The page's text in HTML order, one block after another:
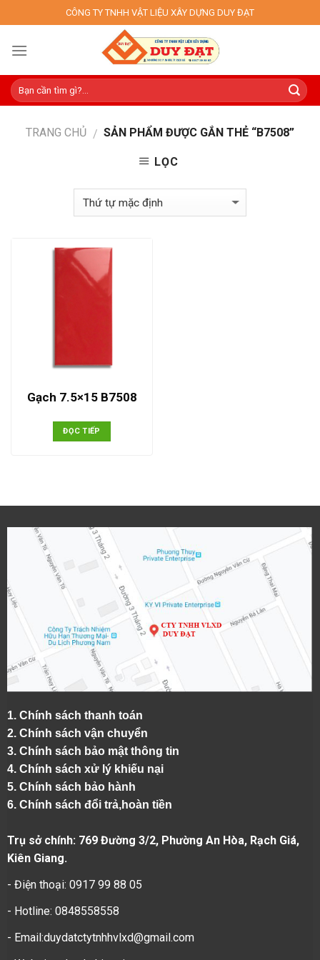
to
content
CÔNG TY TNHH VẬT LIỆU XÂY DỰNG DUY ĐẠT
TRANG CHỦ / SẢN PHẨM ĐƯỢC GẮN THẺ “B7508”
LỌC
Gạch 7.5×15 B7508
ĐỌC TIẾP
1. Chính sách thanh toán
2. Chính sách vận chuyển
3. Chính sách bảo mật thông tin
4. Chính sách xử lý khiếu nại
5. Chính sách bảo hành
6. Chính sách đổi trả,hoàn tiền
Trụ sở chính: 769 Đường 3/2, Phường An Hòa, Rạch Giá,
Kiên Giang.
- Điện thoại: 0917 99 88 05
- Hotline: 0848558558
- Email:duydatctytnhhvlxd@gmail.com